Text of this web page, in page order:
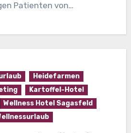
Patienten von…
Heidefarmen
Kartoffel-Hotel
Wellness Hotel Sagasfeld